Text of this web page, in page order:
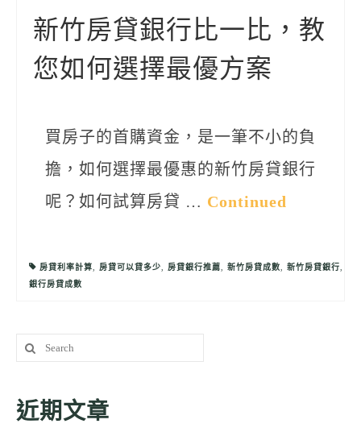
新竹房貸銀行比一比，教
您如何選擇最優方案
買房子的首購資金，是一筆不小的負
擔，如何選擇最優惠的新竹房貸銀行
呢？如何試算房貸 … Continued
房貸利率計算, 房貸可以貸多少, 房貸銀行推薦, 新竹房貸成數, 新竹房貸銀行,
銀行房貸成數
Search
for:
近期文章